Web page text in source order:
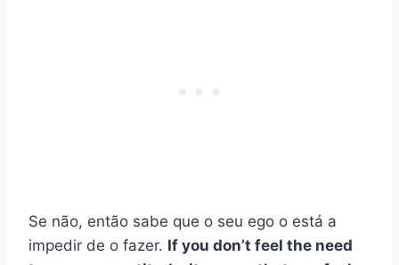
Se não, então sabe que o seu ego o está a
impedir de o fazer. If you don’t feel the need